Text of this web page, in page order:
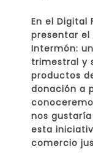
En el Digital
presentar el
Intermón:
trimestral y
productos
donación a
nos
esta
comercio